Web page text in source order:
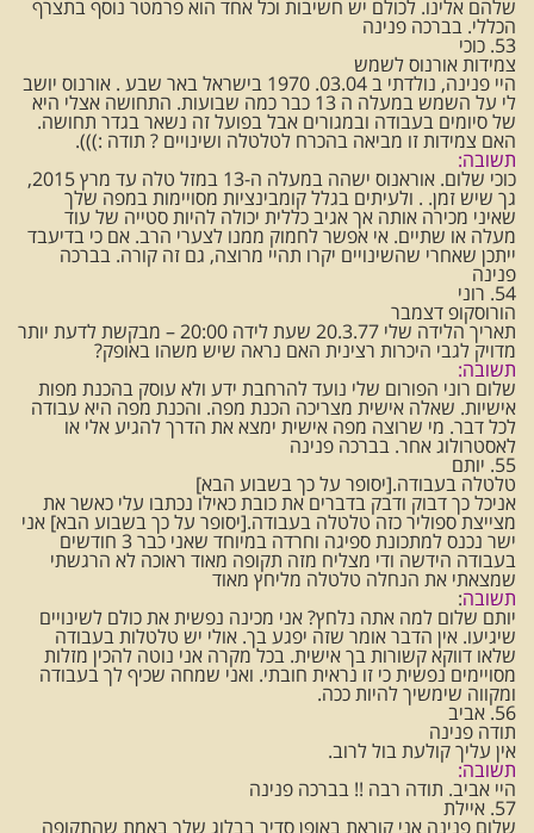
שלהם אלינו. לכולם יש חשיבות וכל אחד הוא פרמטר נוסף בתצרף
הכללי. בברכה פנינה
53. כוכי
צמידות אורנוס לשמש
היי פנינה, נולדתי ב 03.04. 1970 בישראל באר שבע . אורנוס יושב
לי על השמש במעלה ה 13 כבר כמה שבועות. התחושה אצלי היא
של סיומים בעבודה ובמגורים אבל בפועל זה נשאר בגדר תחושה.
האם צמידות זו מביאה בהכרח לטלטלה ושינויים ? תודה :))).
תשובה:
כוכי שלום. אוראנוס ישהה במעלה ה-13 במזל טלה עד מרץ 2015,
גך שיש זמן. . ולעיתים בגלל קומבינציות מסויימות במפה שלך
שאיני מכירה אותה אך אגיב כללית יכולה להיות סטייה של עוד
מעלה או שתיים. אי אפשר לחמוק ממנו לצערי הרב. אם כי בדיעבד
ייתכן שאחרי שהשינויים יקרו תהיי מרוצה, גם זה קורה. בברכה
פנינה
54. רוני
הורוסקופ דצמבר
תאריך הלידה שלי 20.3.77 שעת לידה 20:00 – מבקשת לדעת יותר
מדויק לגבי היכרות רצינית האם נראה שיש משהו באופק?
תשובה:
שלום רוני הפורום שלי נועד להרחבת ידע ולא עוסק בהכנת מפות
אישיות. שאלה אישית מצריכה הכנת מפה. והכנת מפה היא עבודה
לכל דבר. מי שרוצה מפה אישית ימצא את הדרך להגיע אלי או
לאסטרולוג אחר. בברכה פנינה
55. יותם
טלטלה בעבודה.[יסופר על כך בשבוע הבא]
אניכל כך דבוק ודבק בדברים את כובת כאילו נכתבו עלי כאשר את
מצייצת ספוליר כזה טלטלה בעבודה.[יסופר על כך בשבוע הבא] אני
ישר נכנס למתכונת ספיגה וחרדה במיוחד שאני כבר 3 חודשים
בעבודה הידשה ודי מצליח מזה תקופה מאוד ראוכה לא הרגשתי
שמצאתי את הנחלה טלטלה מליחץ מאוד
תשובה:
יותם שלום למה אתה נלחץ? אני מכינה נפשית את כולם לשינויים
שיגיעו. אין הדבר אומר שזה יפגע בך. אולי יש טלטלות בעבודה
שלאו דווקא קשורות בך אישית. בכל מקרה אני נוטה להכין מזלות
מסויימים נפשית כי זו נראית חובתי. ואני שמחה שכיף לך בעבודה
ומקווה שימשיך להיות ככה.
56. אביב
תודה פנינה
אין עליך קולעת בול לרוב.
תשובה:
היי אביב. תודה רבה !! בברכה פנינה
57. איילת
שלום פנינה אני קוראת באופן סדיר בבלוג שלך באמת שהתקופה